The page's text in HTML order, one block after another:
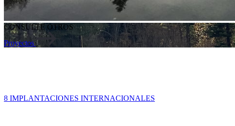
CONSULTE OTROS
Proyectos
8 IMPLANTACIONES INTERNACIONALES